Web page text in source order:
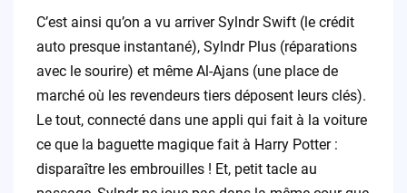
C’est ainsi qu’on a vu arriver Sylndr Swift (le crédit
auto presque instantané), Sylndr Plus (réparations
avec le sourire) et même Al-Ajans (une place de
marché où les revendeurs tiers déposent leurs clés).
Le tout, connecté dans une appli qui fait à la voiture
ce que la baguette magique fait à Harry Potter :
disparaître les embrouilles ! Et, petit tacle au